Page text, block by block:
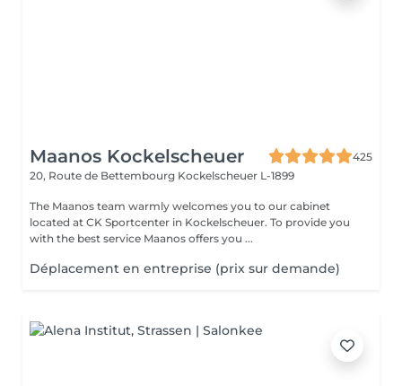
Maanos Kockelscheuer
425
20, Route de Bettembourg Kockelscheuer L-1899
The Maanos team warmly welcomes you to our cabinet
located at CK Sportcenter in Kockelscheuer. To provide you
with the best service Maanos offers you ...
Déplacement en entreprise (prix sur demande)